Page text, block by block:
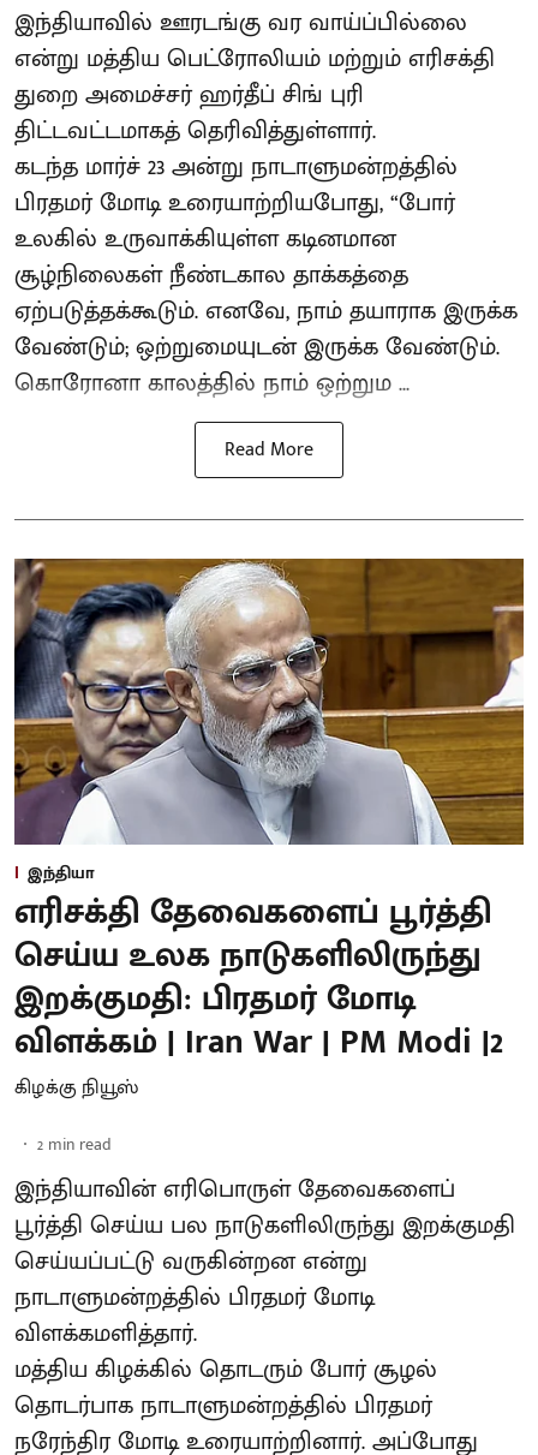
இந்தியாவில் ஊரடங்கு வர வாய்ப்பில்லை
என்று மத்திய பெட்ரோலியம் மற்றும் எரிசக்தி
துறை அமைச்சர் ஹர்தீப் சிங் புரி
திட்டவட்டமாகத் தெரிவித்துள்ளார்.
கடந்த மார்ச் 23 அன்று நாடாளுமன்றத்தில்
பிரதமர் மோடி உரையாற்றியபோது, “போர்
உலகில் உருவாக்கியுள்ள கடினமான
சூழ்நிலைகள் நீண்டகால தாக்கத்தை
ஏற்படுத்தக்கூடும். எனவே, நாம் தயாராக இருக்க
வேண்டும்; ஒற்றுமையுடன் இருக்க வேண்டும்.
கொரோனா காலத்தில் நாம் ஒற்றும ...
Read More
இந்தியா
எரிசக்தி தேவைகளைப் பூர்த்தி
செய்ய உலக நாடுகளிலிருந்து
இறக்குமதி: பிரதமர் மோடி
விளக்கம் | Iran War | PM Modi |2
கிழக்கு நியூஸ்
2 min read
இந்தியாவின் எரிபொருள் தேவைகளைப்
பூர்த்தி செய்ய பல நாடுகளிலிருந்து இறக்குமதி
செய்யப்பட்டு வருகின்றன என்று
நாடாளுமன்றத்தில் பிரதமர் மோடி
விளக்கமளித்தார்.
மத்திய கிழக்கில் தொடரும் போர் சூழல்
தொடர்பாக நாடாளுமன்றத்தில் பிரதமர்
நரேந்திர மோடி உரையாற்றினார். அப்போது